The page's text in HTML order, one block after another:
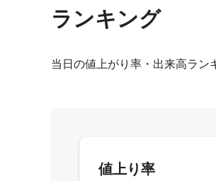
ランキング
当日の値上がり率・出来高ラン